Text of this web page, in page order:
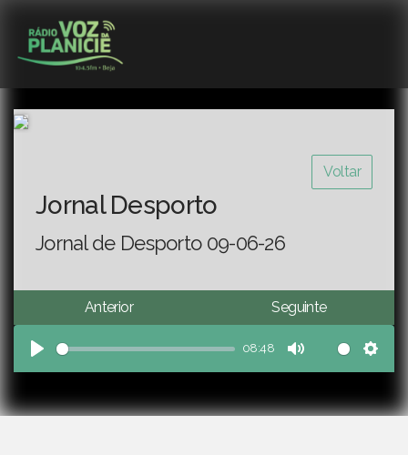
Voltar
Jornal Desporto
Jornal de Desporto 09-06-26
Anterior Seguinte
Play
08:48
Mute